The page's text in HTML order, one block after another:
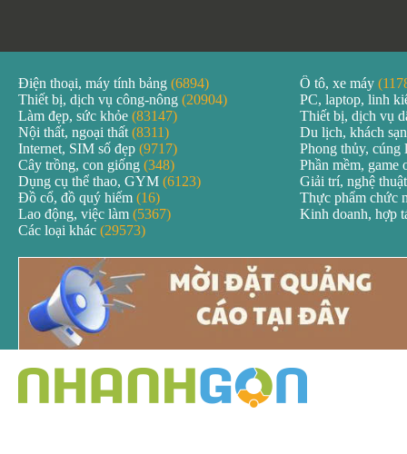
Điện thoại, máy tính bảng (6894) Ô tô, xe máy
Thiết bị, dịch vụ công-nông (20904)
PC, laptop, linh
Làm đẹp, sức khỏe (83147)
Thiết bị, dịch vụ
Nội thất, ngoại thất (8311)
Du lịch, khách
Internet, SIM số đẹp (9717)
Phong thủy, cúng
Cây trồng, con giống (348)
Phần mềm, game
Dụng cụ thể thao, GYM (6123)
Giải trí, nghệ
Đồ cổ, đồ quý hiếm (16)
Thực phẩm chức
Lao động, việc làm (5367)
Kinh doanh, hợp
Các loại khác (29573)